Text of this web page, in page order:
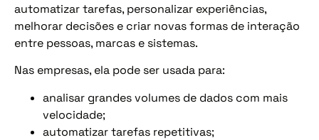
automatizar tarefas, personalizar experiências,
melhorar decisões e criar novas formas de interação
entre pessoas, marcas e sistemas.
Nas empresas, ela pode ser usada para:
analisar grandes volumes de dados com mais
velocidade;
automatizar tarefas repetitivas;